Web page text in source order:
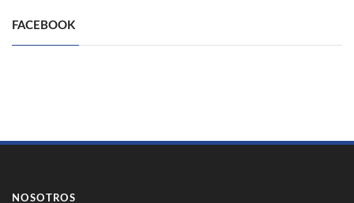
FACEBOOK
NOSOTROS